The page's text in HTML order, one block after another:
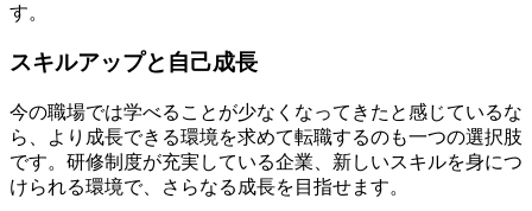
す。
スキルアップと自己成長
今の職場では学べることが少なくなってきたと感じているな
ら、より成長できる環境を求めて転職するのも一つの選択肢
です。研修制度が充実している企業、新しいスキルを身につ
けられる環境で、さらなる成長を目指せます。